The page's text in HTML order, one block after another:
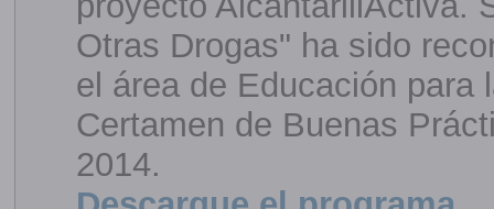
Otras Drogas" ha sido
el área de Educación para
Certamen de Buenas
2014.